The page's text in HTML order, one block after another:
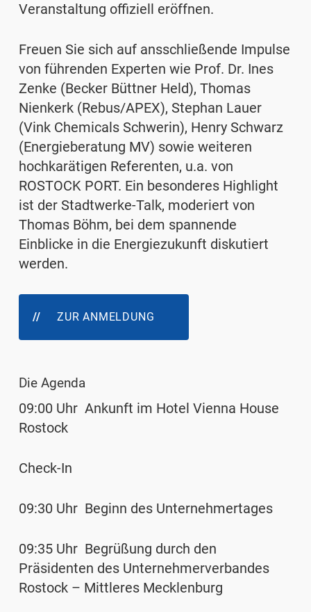
Veranstaltung offiziell eröffnen.
Freuen Sie sich auf ansschließende Impulse
von führenden Experten wie Prof. Dr. Ines
Zenke (Becker Büttner Held), Thomas
Nienkerk (Rebus/APEX), Stephan Lauer
(Vink Chemicals Schwerin), Henry Schwarz
(Energieberatung MV) sowie weiteren
hochkarätigen Referenten, u.a. von
ROSTOCK PORT. Ein besonderes Highlight
ist der Stadtwerke-Talk, moderiert von
Thomas Böhm, bei dem spannende
Einblicke in die Energiezukunft diskutiert
werden.
ZUR ANMELDUNG
Die Agenda
09:00 Uhr Ankunft im Hotel Vienna House
Rostock
Check-In
09:30 Uhr Beginn des Unternehmertages
09:35 Uhr Begrüßung durch den
Präsidenten des Unternehmerverbandes
Rostock – Mittleres Mecklenburg